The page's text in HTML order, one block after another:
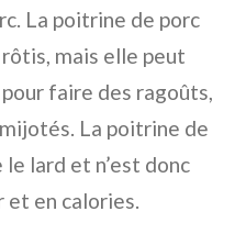
La poitrine de porc
mais elle peut
faire des ragoûts,
La poitrine de
lard et n’est donc
et en calories.